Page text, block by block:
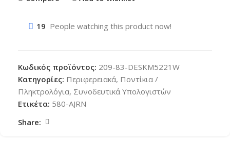
19 People watching this product now!
Κωδικός προϊόντος: 209-83-DESKM5221W
Κατηγορίες: Περιφερειακά, Ποντίκια /
Πληκτρολόγια, Συνοδευτικά Υπολογιστών
Ετικέτα: 580-AJRN
Share: